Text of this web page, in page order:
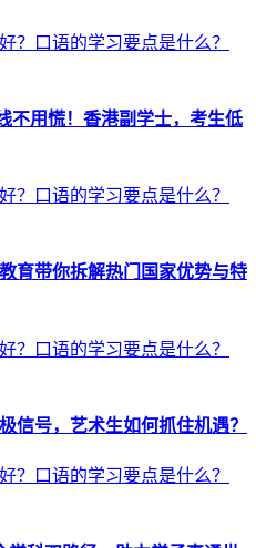
不用慌！香港副学士，考生低
育带你拆解热门国家优势与特
信号，艺术生如何抓住机遇？